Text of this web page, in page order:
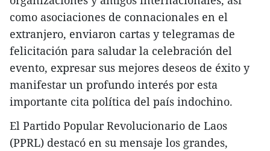
como asociaciones de connacionales en el
extranjero, enviaron cartas y telegramas de
felicitación para saludar la celebración del
evento, expresar sus mejores deseos de éxito y
manifestar un profundo interés por esta
importante cita política del país indochino.
El Partido Popular Revolucionario de Laos
(PPRL) destacó en su mensaje los grandes,